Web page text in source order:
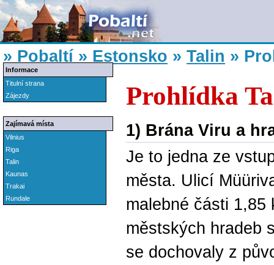
» Pobaltí» Estonsko » Talin »
Prohlídka
1) Brána Viru a
Je to jedna ze
města. Ulicí
malebné části 1,85
městských hradeb
se dochovaly z
Informace
Titulní strana
Zájezdy
Zajímavá místa
Vilnius
Riga
Talin
Kaunas
Trakai
Rundale